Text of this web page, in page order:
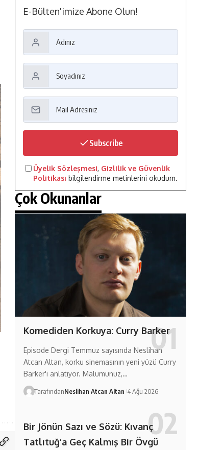
E-Bülten'imize Abone Olun!
Subscribe
Üyelik Sözleşmesi, Gizlilik ve Güvenlik
Politikası bilgilendirme metinlerini okudum.
Çok Okunanlar
Komediden Korkuya: Curry Barker
Episode Dergi Temmuz sayısında Neslihan
Atcan Altan, korku sinemasının yeni yüzü Curry
Barker'ı anlatıyor. Malumunuz,…
TarafındanNeslihan Atcan Altan 4 Ağu 2026
Bir Jönün Sazı ve Sözü: Kıvanç
Tatlıtuğ’a Geç Kalmış Bir Övgü